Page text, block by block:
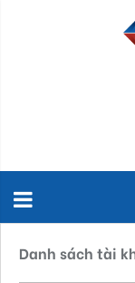
Danh sách tài